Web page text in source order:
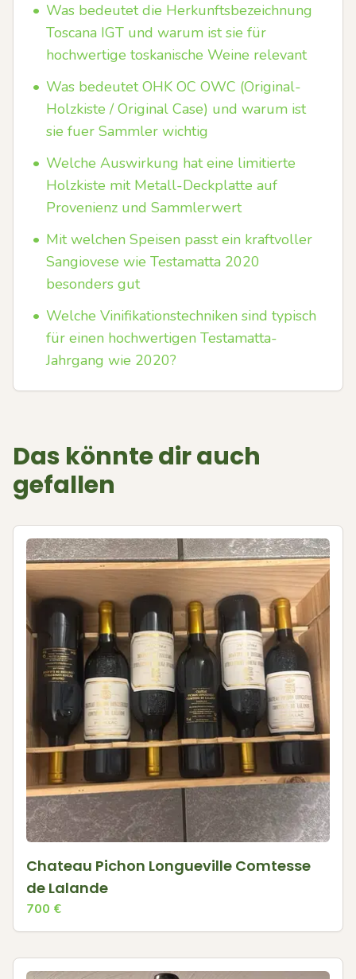
• Was bedeutet die Herkunftsbezeichnung
Toscana IGT und warum ist sie für
hochwertige toskanische Weine relevant
• Was bedeutet OHK OC OWC (Original-
Holzkiste / Original Case) und warum ist
sie fuer Sammler wichtig
• Welche Auswirkung hat eine limitierte
Holzkiste mit Metall-Deckplatte auf
Provenienz und Sammlerwert
• Mit welchen Speisen passt ein kraftvoller
Sangiovese wie Testamatta 2020
besonders gut
• Welche Vinifikationstechniken sind typisch
für einen hochwertigen Testamatta-
Jahrgang wie 2020?
Das könnte dir auch
gefallen
Chateau Pichon Longueville Comtesse
de Lalande
700 €